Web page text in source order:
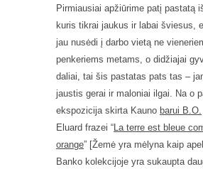
Pirmiausiai apžiūrime patį pastatą
kuris tikrai jaukus ir labai šviesus,
jau nusėdi į darbo vietą ne
penkeriems metams, o didžiajai
daliai, tai šis pastatas pats tas –
jaustis gerai ir maloniai ilgai. Na o
ekspozicija skirta Kauno barui B.O.
Eluard frazei “La terre est bleue
orange” [Žemė yra mėlyna kaip
Banko kolekcijoje yra sukaupta